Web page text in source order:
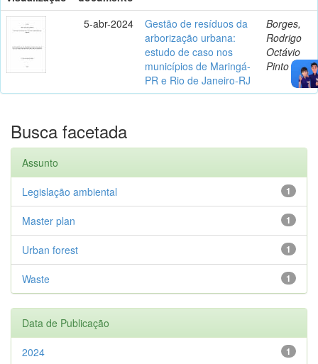
5-abr-2024
Gestão de resíduos da
arborização urbana:
estudo de caso nos
municípios de Maringá-
PR e Rio de Janeiro-RJ
Borges,
Rodrigo
Octávio
Pinto
Busca facetada
Assunto
1
Legislação ambiental
1
Master plan
1
Urban forest
1
Waste
Data de Publicação
1
2024